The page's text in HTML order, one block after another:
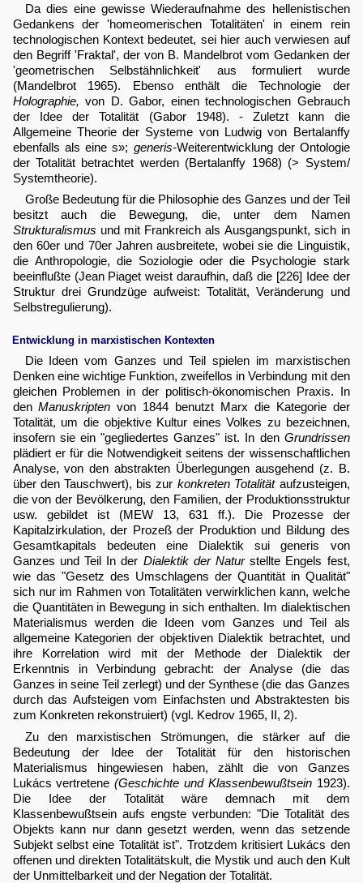
Da dies eine gewisse Wiederaufnahme des hellenistischen
Gedankens der 'homeomerischen Totalitäten' in einem rein
technologischen Kontext bedeutet, sei hier auch verwiesen auf
den Begriff 'Fraktal', der von B. Mandelbrot vom Gedanken der
'geometrischen Selbstähnlichkeit' aus formuliert wurde
(Mandelbrot 1965). Ebenso enthält die Technologie der
Holographie, von D. Gabor, einen technologischen Gebrauch
der Idee der Totalität (Gabor 1948). - Zuletzt kann die
Allgemeine Theorie der Systeme von Ludwig von Bertalanffy
ebenfalls als eine s»; generis-Weiterentwicklung der Ontologie
der Totalität betrachtet werden (Bertalanffy 1968) (> System/
Systemtheorie).
Große Bedeutung für die Philosophie des Ganzes und der Teil
besitzt auch die Bewegung, die, unter dem Namen
Strukturalismus und mit Frankreich als Ausgangspunkt, sich in
den 60er und 70er Jahren ausbreitete, wobei sie die Linguistik,
die Anthropologie, die Soziologie oder die Psychologie stark
beeinflußte (Jean Piaget weist daraufhin, daß die [226] Idee der
Struktur drei Grundzüge aufweist: Totalität, Veränderung und
Selbstregulierung).
Entwicklung in marxistischen Kontexten
Die Ideen vom Ganzes und Teil spielen im marxistischen
Denken eine wichtige Funktion, zweifellos in Verbindung mit den
gleichen Problemen in der politisch-ökonomischen Praxis. In
den Manuskriptenvon 1844 benutzt Marx die Kategorie der
Totalität, um die objektive Kultur eines Volkes zu bezeichnen,
insofern sie ein "gegliedertes Ganzes" ist. In den Grundrissen
plädiert er für die Notwendigkeit seitens der wissenschaftlichen
Analyse, von den abstrakten Überlegungen ausgehend (z. B.
über den Tauschwert), bis zur konkreten Totalitätaufzusteigen,
die von der Bevölkerung, den Familien, der Produktionsstruktur
usw. gebildet ist (MEW 13, 631 ff.). Die Prozesse der
Kapitalzirkulation, der Prozeß der Produktion und Bildung des
Gesamtkapitals bedeuten eine Dialektik sui generis von
Ganzes und Teil In der Dialektik der Naturstellte Engels fest,
wie das "Gesetz des Umschlagens der Quantität in Qualität"
sich nur im Rahmen von Totalitäten verwirklichen kann, welche
die Quantitäten in Bewegung in sich enthalten. Im dialektischen
Materialismus werden die Ideen vom Ganzes und Teil als
allgemeine Kategorien der objektiven Dialektik betrachtet, und
ihre Korrelation wird mit der Methode der Dialektik der
Erkenntnis in Verbindung gebracht: der Analyse (die das
Ganzes in seine Teil zerlegt) und der Synthese (die das Ganzes
durch das Aufsteigen vom Einfachsten und Abstraktesten bis
zum Konkreten rekonstruiert) (vgl. Kedrov 1965, II, 2).
Zu den marxistischen Strömungen, die stärker auf die
Bedeutung der Idee der Totalität für den historischen
Materialismus hingewiesen haben, zählt die von Ganzes
Lukács vertretene (Geschichte und Klassenbewußtsein1923).
Die Idee der Totalität wäre demnach mit dem
Klassenbewußtsein aufs engste verbunden: "Die Totalität des
Objekts kann nur dann gesetzt werden, wenn das setzende
Subjekt selbst eine Totalität ist". Trotzdem kritisiert Lukács den
offenen und direkten Totalitätskult, die Mystik und auch den Kult
der Unmittelbarkeit und der Negation der Totalität.